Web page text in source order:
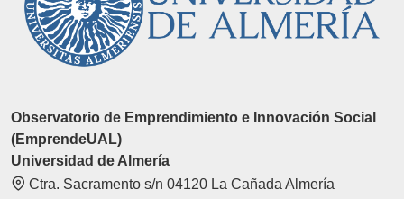
Observatorio de Emprendimiento e Innovación Social
(EmprendeUAL)
Universidad de Almería
Ctra. Sacramento s/n 04120 La Cañada Almería